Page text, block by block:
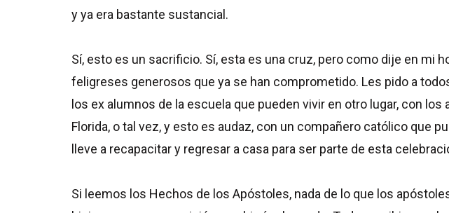
y ya era bastante sustancial.
Sí, esto es un sacrificio. Sí, esta es una cruz, pero como dije en mi
feligreses generosos que ya se han comprometido. Les pido a
los ex alumnos de la escuela que pueden vivir en otro lugar, con
Florida, o tal vez, y esto es audaz, con un compañero católico que
lleve a recapacitar y regresar a casa para ser parte de esta
Si leemos los Hechos de los Apóstoles, nada de lo que los